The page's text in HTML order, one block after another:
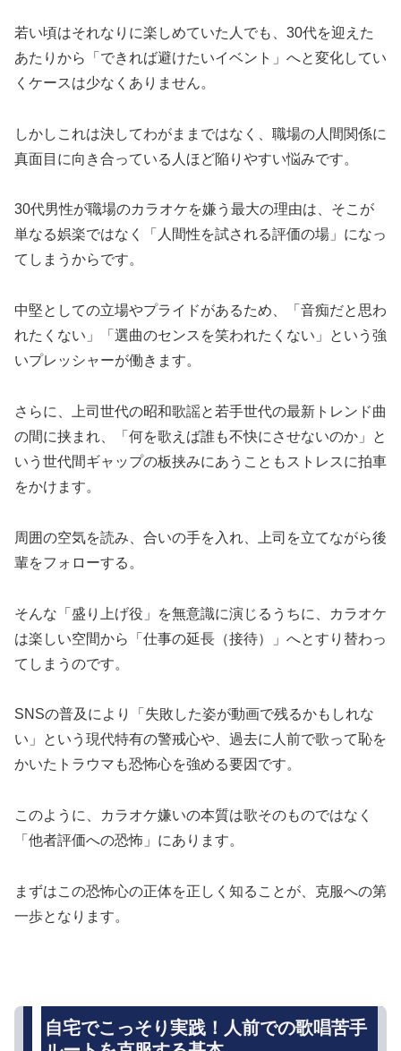
若い頃はそれなりに楽しめていた人でも、30代を迎えた
あたりから「できれば避けたいイベント」へと変化してい
くケースは少なくありません。
しかしこれは決してわがままではなく、職場の人間関係に
真面目に向き合っている人ほど陥りやすい悩みです。
30代男性が職場のカラオケを嫌う最大の理由は、そこが
単なる娯楽ではなく「人間性を試される評価の場」になっ
てしまうからです。
中堅としての立場やプライドがあるため、「音痴だと思わ
れたくない」「選曲のセンスを笑われたくない」という強
いプレッシャーが働きます。
さらに、上司世代の昭和歌謡と若手世代の最新トレンド曲
の間に挟まれ、「何を歌えば誰も不快にさせないのか」と
いう世代間ギャップの板挟みにあうこともストレスに拍車
をかけます。
周囲の空気を読み、合いの手を入れ、上司を立てながら後
輩をフォローする。
そんな「盛り上げ役」を無意識に演じるうちに、カラオケ
は楽しい空間から「仕事の延長（接待）」へとすり替わっ
てしまうのです。
SNSの普及により「失敗した姿が動画で残るかもしれな
い」という現代特有の警戒心や、過去に人前で歌って恥を
かいたトラウマも恐怖心を強める要因です。
このように、カラオケ嫌いの本質は歌そのものではなく
「他者評価への恐怖」にあります。
まずはこの恐怖心の正体を正しく知ることが、克服への第
一歩となります。
自宅でこっそり実践！人前での歌唱苦手